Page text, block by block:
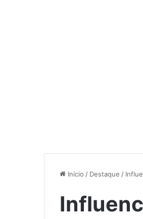
Início / Destaque /